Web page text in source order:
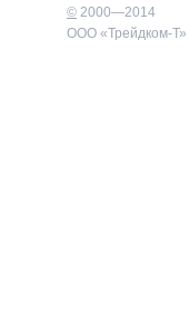
© 2000—2014
ООО «Трейдком-Т»